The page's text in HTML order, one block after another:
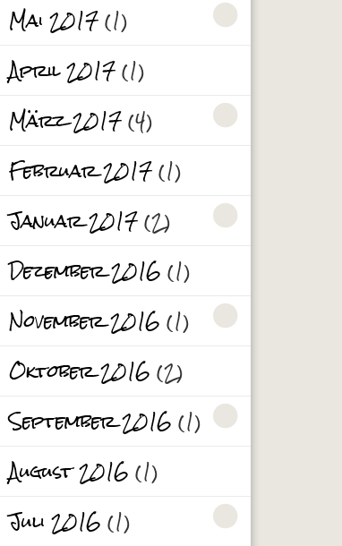
Mai 2017(1)
April 2017(1)
März 2017(4)
Februar 2017(1)
Januar 2017(2)
Dezember 2016(1)
November 2016(1)
Oktober 2016(2)
September 2016(1)
August 2016(1)
Juli 2016(1)